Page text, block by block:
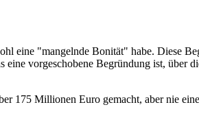
eine "mangelnde Bonität" habe. Diese
vorgeschobene Begründung ist, über
175 Millionen Euro gemacht, aber nie